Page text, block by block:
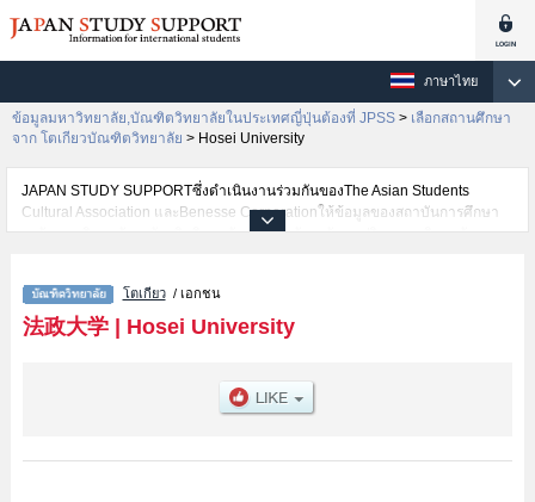
ภาษาไทย
ข้อมูลมหาวิทยาลัย,บัณฑิตวิทยาลัยในประเทศญี่ปุ่นต้องที่ JPSS > เลือกสถานศึกษา
จาก โตเกียวบัณฑิตวิทยาลัย > Hosei University
JAPAN STUDY SUPPORTซึ่งดำเนินงานร่วมกันของThe Asian Students
Cultural Association และBenesse Corporationให้ข้อมูลของสถาบันการศึกษา
ระดับมหาวิทยาลัย・บัณฑิตวิทยาลัย・วิทยาลัยระดับอนุปริญญา・วิทยาลัย
เช่นGraduate school of EconomicsหรือGraduate school of LawหรือGraduate
school of PoliticsหรือGrauate school of SociologyหรือGraduate school of
Business AdministrationหรือGraduate school of HumanitiesหรือGraduate
being StudiesหรือGraduate School of Computer and Information
SciencesหรือInstitute of International Japanese StudiesหรือLaw
โตเกียว/ เอกชน
法政大学| Hosei University